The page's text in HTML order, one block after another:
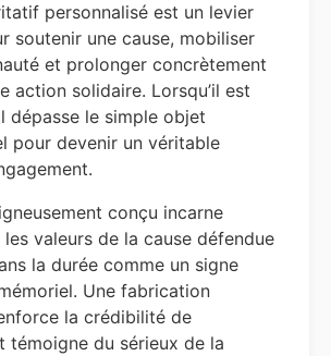
personnalisé est un levier
soutenir une cause, mobiliser
et prolonger concrètement
action solidaire. Lorsqu’il est
dépasse le simple objet
pour devenir un véritable
conçu incarne
valeurs de la cause défendue
la durée comme un signe
Une fabrication
la crédibilité de
témoigne du sérieux de la